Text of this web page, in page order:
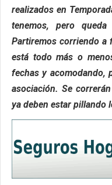
realizados en
tenemos, pero queda
Partiremos corriendo a
está todo más o
fechas y acomodando,
asociación. Se
ya deben estar pillando